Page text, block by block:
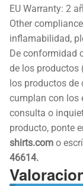
EU Warranty: 2
Other
inflamabilidad,
De conformidad
de los productos
los productos de
cumplan con los
consulta o
producto, ponte
shirts.com o
46614.